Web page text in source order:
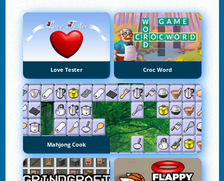
Love Tester Croc Word
Mahjong Cook